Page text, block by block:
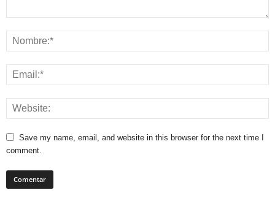
Save my name, email, and website in this browser for the next time I
comment.